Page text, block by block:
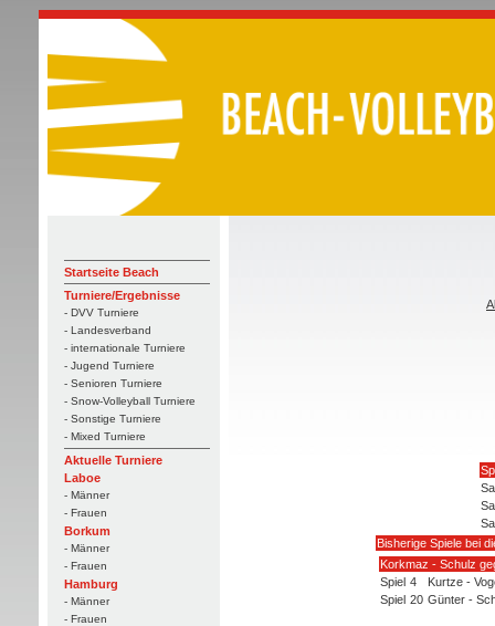
Startseite Beach
Turniere/Ergebnisse
- DVV Turniere
- Landesverband
- internationale Turniere
- Jugend Turniere
- Senioren Turniere
- Snow-Volleyball Turniere
- Sonstige Turniere
- Mixed Turniere
Aktuelle Turniere
Laboe
- Männer
- Frauen
Borkum
- Männer
- Frauen
Hamburg
- Männer
- Frauen
Bisherige Spiele bei
Korkmaz - Schulz
Spiel 4
Kurtze -
Spiel 20 Günter -